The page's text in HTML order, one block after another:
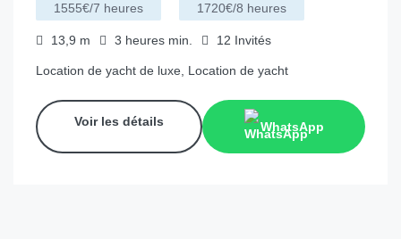
1555€/7 heures 1720€/8 heures
13,9 m 3 heures min. 12 Invités
Location de yacht de luxe, Location de yacht
Voir les détails WhatsApp